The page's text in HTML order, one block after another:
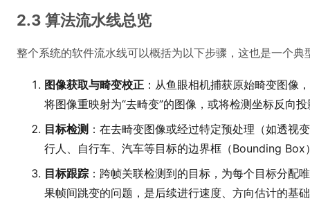
2.3 算法流水线总览
整个系统的软件流水线可以概括为以下步骤，这也是一个典
图像获取与畸变校正 ：从鱼眼相机捕获原始畸变图像
将图像重映射为“去畸变”的图像，或将检测坐标反向
目标检测 ：在去畸变图像或经过特定预处理（如透视
行人、自行车、汽车等目标的边界框（Bounding Box
目标跟踪 ：跨帧关联检测到的目标，为每个目标分配
果帧间跳变的问题，是后续进行速度、方向估计的基